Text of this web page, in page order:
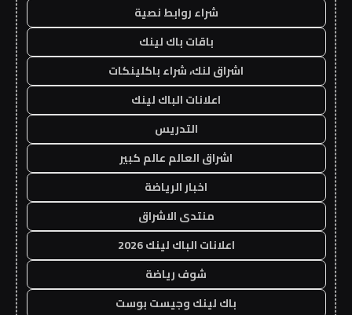
شراء روابط نصية
باقات باك لينك
اشراق لنك، شراء باكلينكات
اعلانات الباك لينك
التدريس
اشراق العالم عالم كبير
اخبار الرياضة
منتدى الاشراق
اعلانات الباك لينك 2026
شوف رياضة
باك لينك وجيست بوست